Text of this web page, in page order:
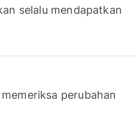
selalu mendapatkan
perubahan